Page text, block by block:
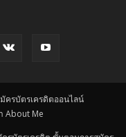
ครบัตรเครดิตออนไลน์
About Me